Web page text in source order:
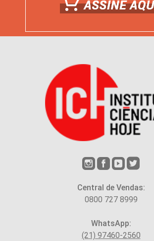
Central de Vendas:
0800 727 8999
WhatsApp:
(21) 97460-2560